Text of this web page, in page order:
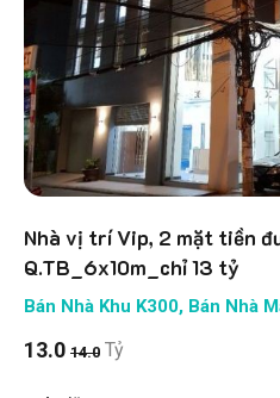
Nhà vị trí Vip, 2 mặt tiền
Q.TB_6x10m_chỉ 13 tỷ
Bán Nhà Khu K300, Bán Nhà
13.0 14.0 Tỷ